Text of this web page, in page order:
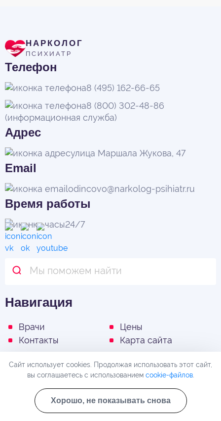
НАРКОЛОГ
ПСИХИАТР
Телефон
8 (495) 162-66-65
8 (800) 302-48-86
(информационная служба)
Адрес
улица Маршала Жукова, 47
Email
odincovo@narkolog-psihiatr.ru
Время работы
24/7
Навигация
Врачи
Цены
Контакты
Карта сайта
Акции
Согласие на
обработку
персональных
данных
Сайт использует cookies. Продолжая использовать этот сайт,
вы соглашаетесь с использованием cookie-файлов.
Хорошо, не показывать снова